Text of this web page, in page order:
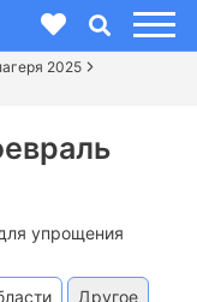
2025
упрощения
Другое